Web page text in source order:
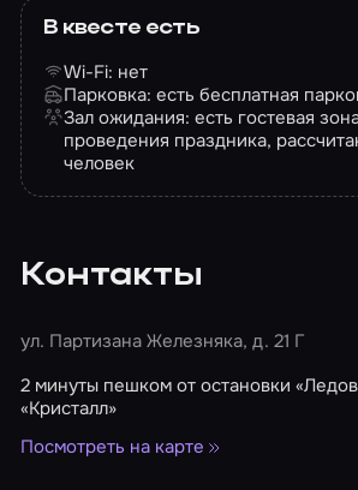
В квесте есть
Wi-Fi: нет
Парковка: есть бесплатная
Зал ожидания: есть гостевая
проведения праздника,
человек
Контакты
ул. Партизана Железняка, д. 21 Г
2 минуты пешком от остановки
«Кристалл»
Посмотреть на карте